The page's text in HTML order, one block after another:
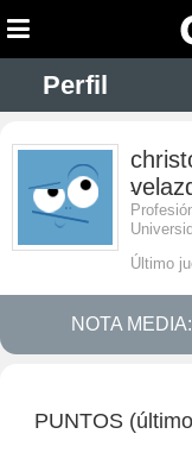
Perfil
-
Último
NOTA MEDIA:
PUNTOS